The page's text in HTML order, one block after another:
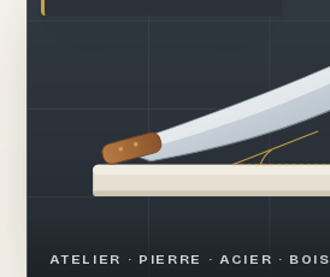
ATELIER · PIERRE · ACIER · BOIS